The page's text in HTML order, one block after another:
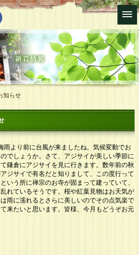
知らせ
雨より前に台風が来ましたね。気候変動でお
でしょうか。さて、アジサイが美しい季節に
鎌倉にアジサイを見に行きます。数年前の秋
ジサイで有名だと知りまして、この度行って
いう所に禅宗のお寺が固まって建っていて、
れているそうです。桜や紅葉見物はお天気が
雨に濡れるとさらに美しいのでその点気楽で
来たいと思います。皆様、今月もどうぞお元